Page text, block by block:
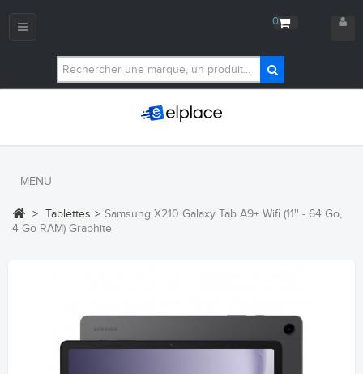
0
Navigation
MENU
> Tablettes > Samsung X210 Galaxy Tab A9+ Wifi (11'' - 64 Go,
4 Go RAM) Graphite